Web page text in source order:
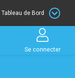
Tableau de Bord
Se connecter